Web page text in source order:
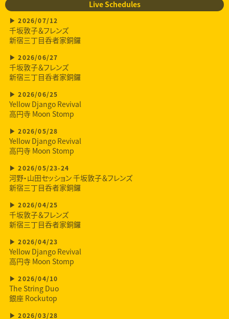
Live Schedules
2026/07/12
千坂敦子＆フレンズ
新宿三丁目呑者家銅鑼
2026/06/27
千坂敦子＆フレンズ
新宿三丁目呑者家銅鑼
2026/06/25
Yellow Django Revival
高円寺 Moon Stomp
2026/05/28
Yellow Django Revival
高円寺 Moon Stomp
2026/05/23-24
河野・山田セッション 千坂敦子＆フレンズ
新宿三丁目呑者家銅鑼
2026/04/25
千坂敦子＆フレンズ
新宿三丁目呑者家銅鑼
2026/04/23
Yellow Django Revival
高円寺 Moon Stomp
2026/04/10
The String Duo
銀座 Rockutop
2026/03/28